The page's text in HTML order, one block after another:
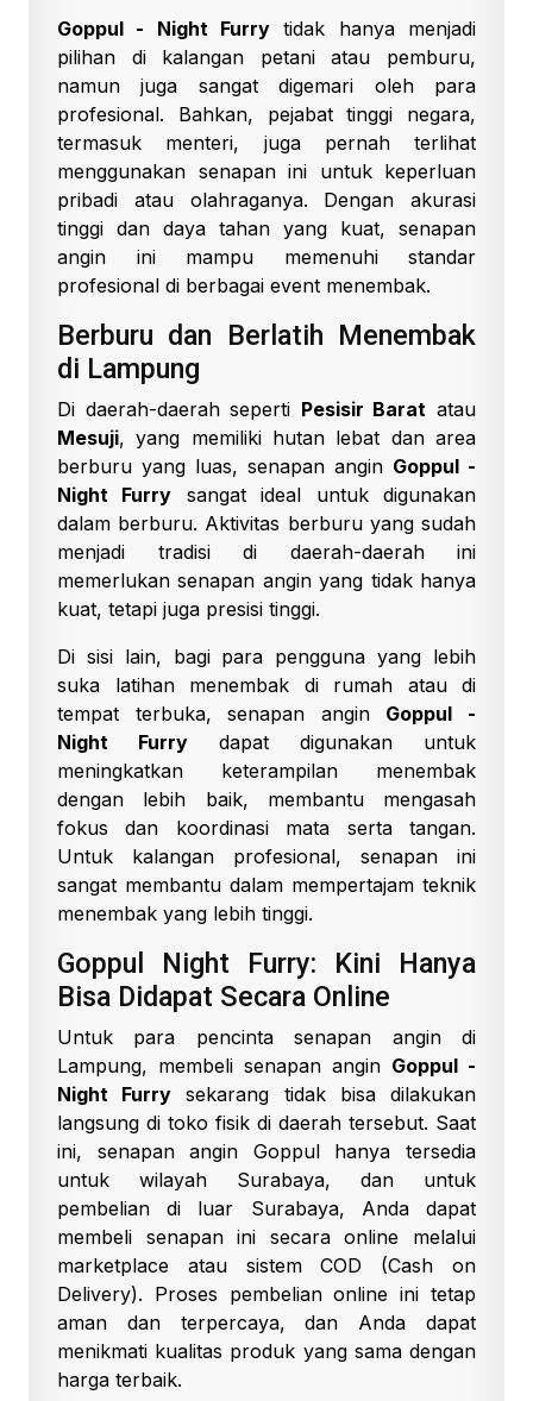
Goppul - Night Furry tidak hanya menjadi
pilihan di kalangan petani atau pemburu,
namun juga sangat digemari oleh para
profesional. Bahkan, pejabat tinggi negara,
termasuk menteri, juga pernah terlihat
menggunakan senapan ini untuk keperluan
pribadi atau olahraganya. Dengan akurasi
tinggi dan daya tahan yang kuat, senapan
angin ini mampu memenuhi standar
profesional di berbagai event menembak.
Berburu dan Berlatih Menembak
di Lampung
Di daerah-daerah seperti Pesisir Barat atau
Mesuji, yang memiliki hutan lebat dan area
berburu yang luas, senapan angin Goppul -
Night Furry sangat ideal untuk digunakan
dalam berburu. Aktivitas berburu yang sudah
menjadi tradisi di daerah-daerah ini
memerlukan senapan angin yang tidak hanya
kuat, tetapi juga presisi tinggi.
Di sisi lain, bagi para pengguna yang lebih
suka latihan menembak di rumah atau di
tempat terbuka, senapan angin Goppul -
Night Furry dapat digunakan untuk
meningkatkan keterampilan menembak
dengan lebih baik, membantu mengasah
fokus dan koordinasi mata serta tangan.
Untuk kalangan profesional, senapan ini
sangat membantu dalam mempertajam teknik
menembak yang lebih tinggi.
Goppul Night Furry: Kini Hanya
Bisa Didapat Secara Online
Untuk para pencinta senapan angin di
Lampung, membeli senapan angin Goppul -
Night Furry sekarang tidak bisa dilakukan
langsung di toko fisik di daerah tersebut. Saat
ini, senapan angin Goppul hanya tersedia
untuk wilayah Surabaya, dan untuk
pembelian di luar Surabaya, Anda dapat
membeli senapan ini secara online melalui
marketplace atau sistem COD (Cash on
Delivery). Proses pembelian online ini tetap
aman dan terpercaya, dan Anda dapat
menikmati kualitas produk yang sama dengan
harga terbaik.